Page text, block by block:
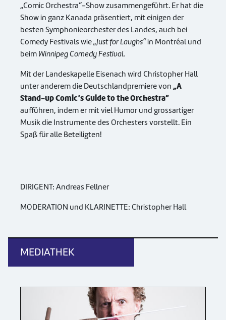
„Comic Orchestra“-Show zusammengeführt. Er hat die
Show in ganz Kanada präsentiert, mit einigen der
besten Symphonieorchester des Landes, auch bei
Comedy Festivals wie„Just for Laughs“in Montréal und
beim WinnipegComedy Festival.
Mit der Landeskapelle Eisenach wird Christopher Hall
unter anderem die Deutschlandpremiere von „A
Stand-up Comic’s Guide to theOrchestra“
aufführen, indem er mit viel Humor und grossartiger
Musik die Instrumente des Orchesters vorstellt. Ein
Spaß für alle Beteiligten!
DIRIGENT: Andreas Fellner
MODERATION und KLARINETTE: Christopher Hall
MEDIATHEK